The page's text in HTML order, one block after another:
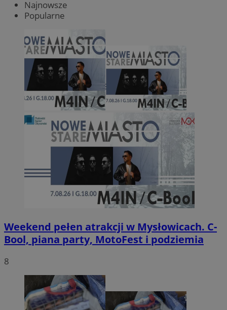
Najnowsze
Popularne
Weekend pełen atrakcji w Mysłowicach. C-
Bool, piana party, MotoFest i podziemia
8